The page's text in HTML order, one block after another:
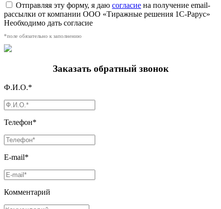
Отправляя эту форму, я даю согласие на получение email-
рассылки от компании ООО «Тиражные решения 1С-Рарус»
Необходимо дать согласие
*поле обязательно к заполнению
Заказать обратный звонок
Ф.И.О.*
Телефон*
E-mail*
Комментарий